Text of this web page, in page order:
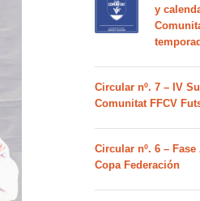
y
Circular nº. 7 – IV
Comunitat FFCV
Circular nº. 6 –
Copa Federación